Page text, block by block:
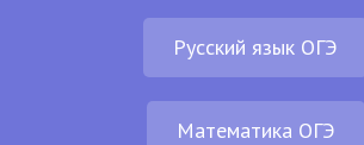
Русский язык ОГЭ
Математика ОГЭ